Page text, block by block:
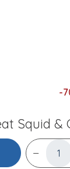
-
Squid &